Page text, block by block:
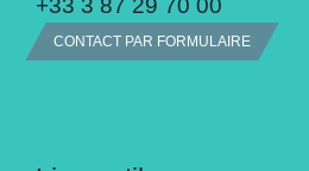
CONTACT PAR FORMULAIRE